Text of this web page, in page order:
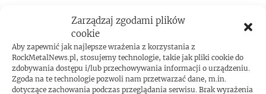
Zarządzaj zgodami plików
cookie
Aby zapewnić jak najlepsze wrażenia z korzystania z
RockMetalNews.pl, stosujemy technologie, takie jak pliki cookie do
zdobywania dostępu i/lub przechowywania informacji o urządzeniu.
Zgoda na te technologie pozwoli nam przetwarzać dane, m.in.
dotyczące zachowania podczas przeglądania serwisu. Brak wyrażenia
ROCKMETALNEWS TV